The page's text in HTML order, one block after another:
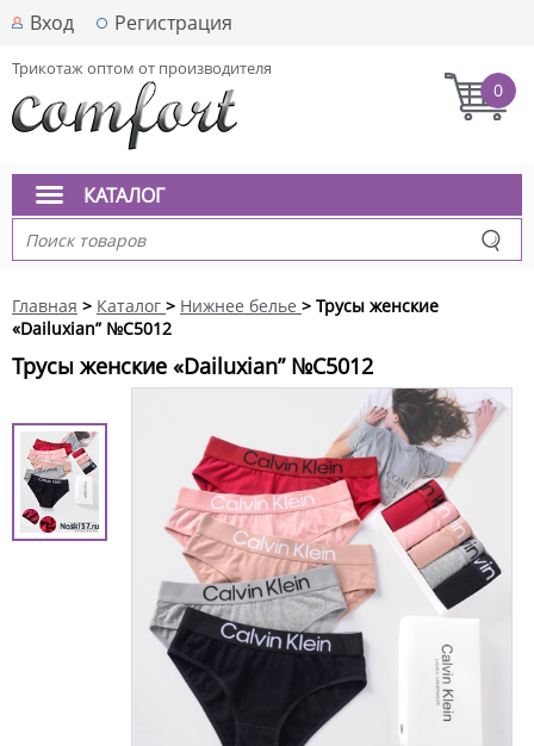
Вход Регистрация
Трикотаж оптом от производителя
0
КАТАЛОГ
Главная > Каталог > Нижнее белье > Трусы женские
«Dailuxian” №C5012
Трусы женские «Dailuxian” №C5012